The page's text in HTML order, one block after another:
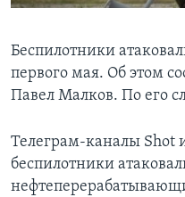
Языки
Беспилотники
первого мая. Об этом
Павел Малков. По его
Телеграм-каналы Shot
беспилотники